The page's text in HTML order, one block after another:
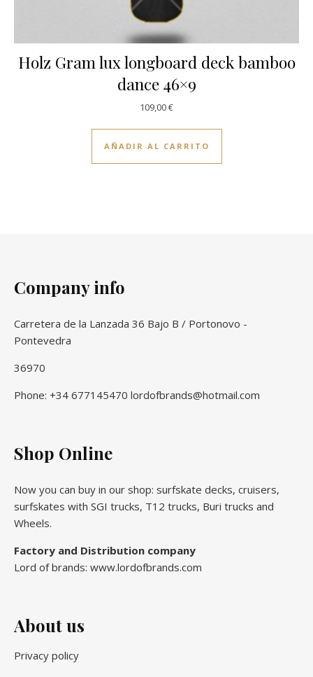
Holz Gram lux longboard deck bamboo
dance 46×9
109,00€
AÑADIR AL CARRITO
Company info
Carretera de la Lanzada 36 Bajo B / Portonovo -
Pontevedra
36970
Phone: +34 677145470 lordofbrands@hotmail.com
Shop Online
Now you can buy in our shop: surfskate decks, cruisers,
surfskates with SGI trucks, T12 trucks, Buri trucks and
Wheels.
Factory and Distribution company
Lord of brands: www.lordofbrands.com
About us
Privacy policy